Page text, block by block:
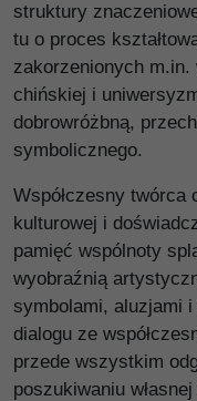
struktury
tu o proces
zakorzenionych
chińskiej i
dobrowróżbną,
symbolicznego.
Współczesny
kulturowej i
pamięć wspólnoty
wyobraźnią
symbolami, aluzjami
dialogu ze
przede wszystkim
poszukiwaniu